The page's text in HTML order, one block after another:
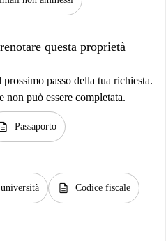
questa proprietà
passo della tua richiesta.
non può essere completata.
Passaporto
description Codice fiscale